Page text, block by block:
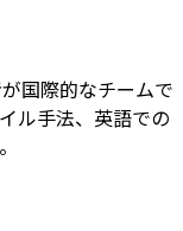
国際的なチームで
ル手法、英語での